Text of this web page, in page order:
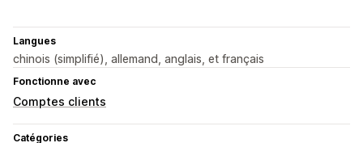
Langues
chinois (simplifié), allemand, anglais, et français
Fonctionne avec
Comptes clients
Catégories